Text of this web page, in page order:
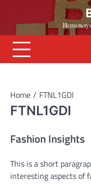
content
Home FTNL1GDI
FTNL1GDI
Fashion Insights
This is a short
interesting aspects of